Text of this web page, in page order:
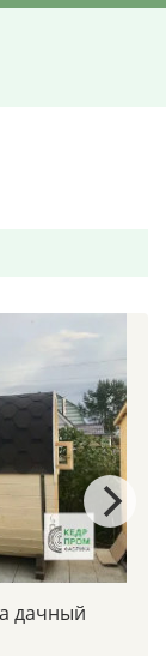
дачный